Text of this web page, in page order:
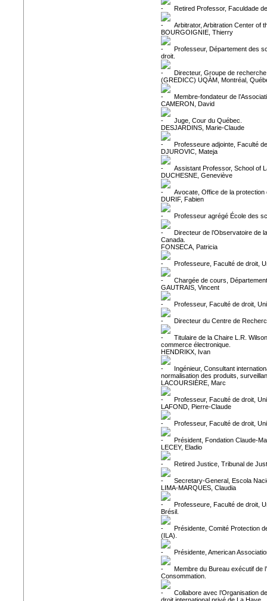
Retired Professor, Faculdade
Arbitrator, Arbitration Center of
BOURGOIGNIE, Thierry
Professeur, Département des
droit.
Directeur, Groupe de
(GREDICC) UQÀM, Montréal,
Membre-fondateur de
CAMERON, David
Juge, Cour du Québec.
DESJARDINS, Marie-Claude
Professeure adjointe, Faculté
DJUROVIC, Mateja
Assistant Professor, School of
DUCHESNE, Geneviève
Avocate, Office de la protection
DURIF, Fabien
Professeur agrégé École des
Directeur de l’Observatoire de
Canada.
FONSECA, Patricia
Professeure, Faculté de droit,
Chargée de cours,
GAUTRAIS, Vincent
Professeur, Faculté de droit,
Directeur du Centre de
Titulaire de la Chaire L.R.
commerce électronique.
HENDRIKX, Ivan
Ingénieur, Consultant
normalisation des produits,
LACOURSIÈRE, Marc
Professeur, Faculté de droit,
LAFOND, Pierre-Claude
Professeur, Faculté de droit,
Président, Fondation Claude-
LECEY, Eladio
Retired Justice, Tribunal de
Secretary-General, Escola
LIMA-MARQUES, Claudia
Professeure, Faculté de droit,
Brésil.
Présidente, Comité Protection
(ILA).
Présidente, American
Membre du Bureau exécutif de
Consommation.
Collabore avec l’Organisation